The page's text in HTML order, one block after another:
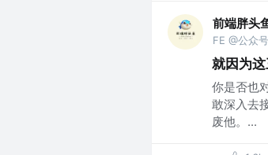
前端胖头
FE @公众
就因为
你是否也
敢深入去
废他。...